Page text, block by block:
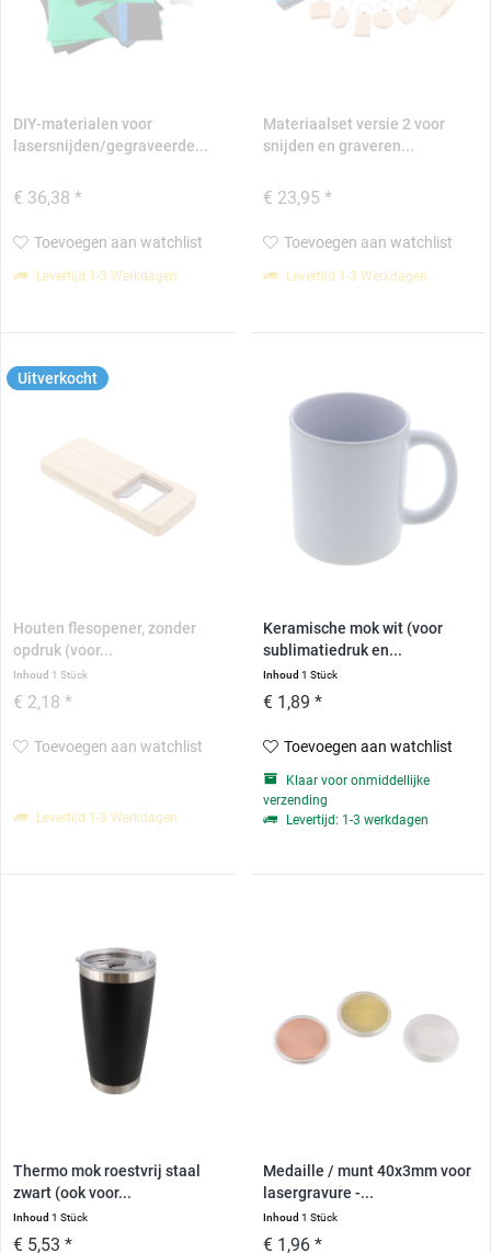
DIY-materialen voor
lasersnijden/gegraveerde...
€ 36,38 *
Toevoegen aan watchlist
Levertijd 1-3 Werkdagen
Materiaalset versie 2 voor
snijden en graveren...
€ 23,95 *
Toevoegen aan watchlist
Levertijd 1-3 Werkdagen
Uitverkocht
Houten flesopener, zonder
opdruk (voor...
Inhoud 1 Stück
€ 2,18 *
Toevoegen aan watchlist
Levertijd 1-3 Werkdagen
Keramische mok wit (voor
sublimatiedruk en...
Inhoud 1 Stück
€ 1,89 *
Toevoegen aan watchlist
Klaar voor onmiddellijke
verzending
Levertijd: 1-3 werkdagen
Thermo mok roestvrij staal
zwart (ook voor...
Inhoud1 Stück
€ 5,53 *
Medaille / munt 40x3mm voor
lasergravure -...
Inhoud 1 Stück
€ 1,96 *